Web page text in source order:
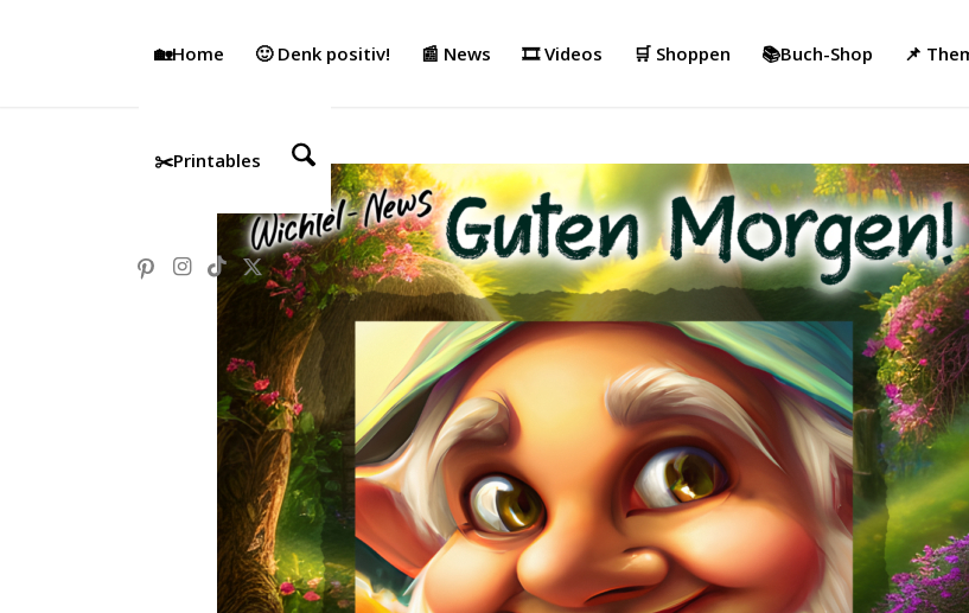
🏡Home 🙂 Denk positiv! 📰 News 🎞️ Videos 🛒 Shoppen 📚Buch-Shop 📌
✂️Printables